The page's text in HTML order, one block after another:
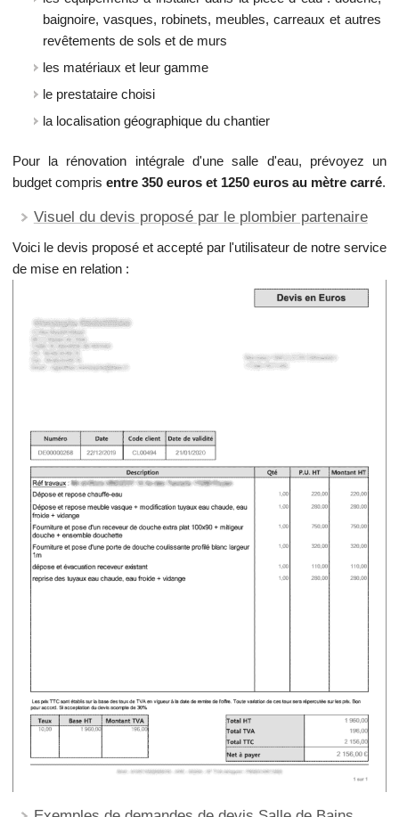
baignoire, vasques, robinets, meubles, carreaux et autres
revêtements de sols et de murs
les matériaux et leur gamme
le prestataire choisi
la localisation géographique du chantier
Pour la rénovation intégrale d'une salle d'eau, prévoyez un
budget compris entre 350 euros et 1250 euros au mètre carré.
Visuel du devis proposé par le plombier partenaire
Voici le devis proposé et accepté par l'utilisateur de notre service
de mise en relation :